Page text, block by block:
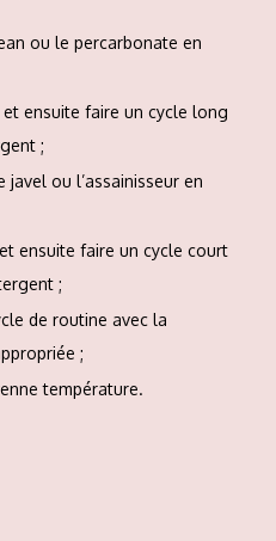
ou le percarbonate en
et ensuite faire un cycle long
;
javel ou l’assainisseur en
ensuite faire un cycle court
;
de routine avec la
;
température.